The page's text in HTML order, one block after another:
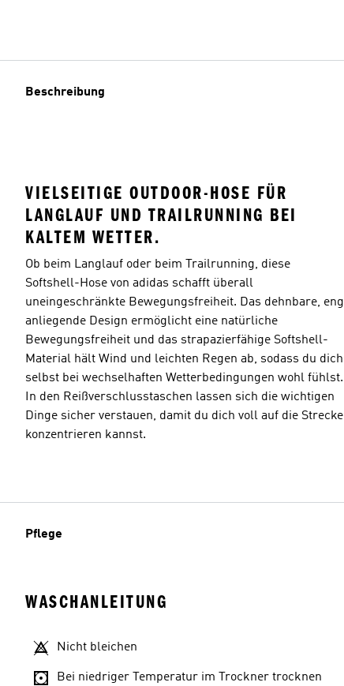
Beschreibung
VIELSEITIGE OUTDOOR-HOSE FÜR
LANGLAUF UND TRAILRUNNING BEI
KALTEM WETTER.
Ob beim Langlauf oder beim Trailrunning, diese
Softshell-Hose von adidas schafft überall
uneingeschränkte Bewegungsfreiheit. Das dehnbare, eng
anliegende Design ermöglicht eine natürliche
Bewegungsfreiheit und das strapazierfähige Softshell-
Material hält Wind und leichten Regen ab, sodass du dich
selbst bei wechselhaften Wetterbedingungen wohl fühlst.
In den Reißverschlusstaschen lassen sich die wichtigen
Dinge sicher verstauen, damit du dich voll auf die Strecke
konzentrieren kannst.
Pflege
WASCHANLEITUNG
Nicht bleichen
Bei niedriger Temperatur im Trockner trocknen